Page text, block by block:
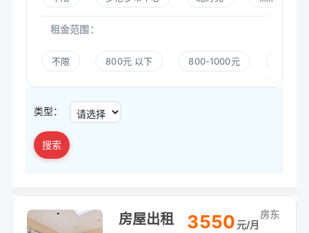
租金范围：
不限 800元 以下 800-1000元
类型：
搜索
房屋出租 3550元/月
房东